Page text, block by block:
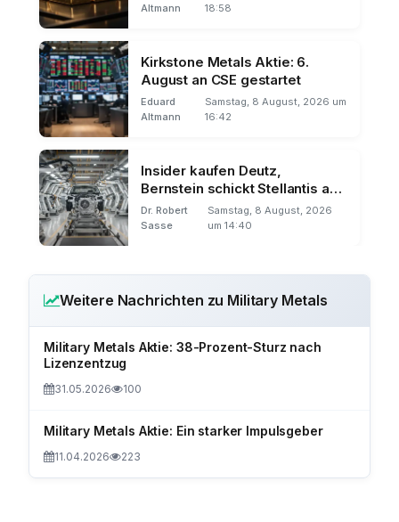
Altmann
18:58
Kirkstone Metals Aktie: 6.
August an CSE gestartet
Eduard
Altmann
Samstag, 8 August, 2026 um
16:42
Insider kaufen Deutz,
Bernstein schickt Stellantis auf
Talfahrt
Dr. Robert
Sasse
Samstag, 8 August, 2026
um 14:40
Weitere Nachrichten zu Military Metals
Military Metals Aktie: 38-Prozent-Sturz nach
Lizenzentzug
31.05.2026 100
Military Metals Aktie: Ein starker Impulsgeber
11.04.2026 223